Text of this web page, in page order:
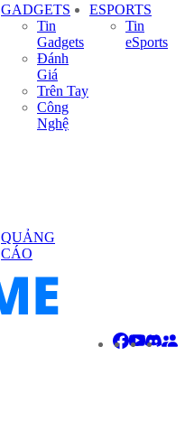
GADGETS
Tin
Gadgets
Đánh
Giá
Trên Tay
Công
Nghệ
ESPORTS
Tin
eSports
QUẢNG
CÁO